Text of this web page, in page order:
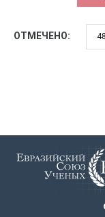
ОТМЕЧЕНО: